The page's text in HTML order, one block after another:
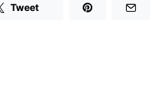
Tweet